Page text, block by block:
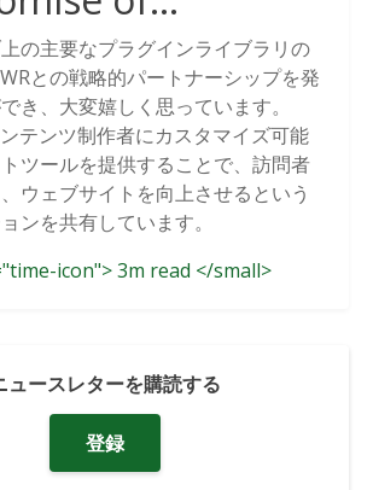
Data
の主要なプラグインライブラリの
との戦略的パートナーシップを発
き、大変嬉しく思っています。
テンツ制作者にカスタマイズ可能
ツールを提供することで、訪問者
ウェブサイトを向上させるという
ンを共有しています。
icon"> 3m read </small>
ュースレターを購読する
登録